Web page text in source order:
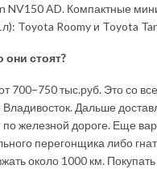
NV150 AD. Компактные
Toyota Roomy и Toyota
они стоят?
700−750 тыс.руб. Это со
Владивосток. Дальше
по железной дороге. Еще
перегонщика либо
около 1000 км.